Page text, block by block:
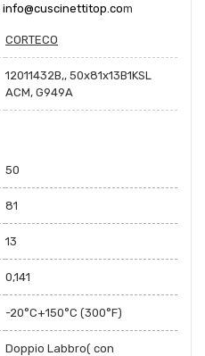
info@cuscinettitop.com
CORTECO
12011432B,, 50x81x13B1KSL
ACM, G949A
50
81
13
0,141
-20°C+150°C (300°F)
Doppio Labbro( con